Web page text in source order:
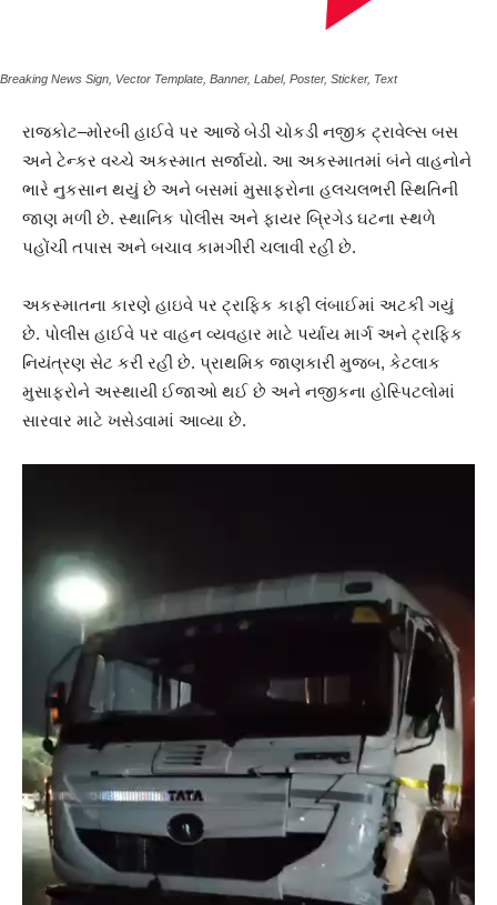
Breaking News Sign, Vector Template, Banner, Label, Poster, Sticker, Text
રાજકોટ–મોરબી હાઈવે પર આજે બેડી ચોકડી નજીક ટ્રાવેલ્સ બસ
અને ટેન્કર વચ્ચે અકસ્માત સર્જાયો. આ અકસ્માતમાં બંને વાહનોને
ભારે નુકસાન થયું છે અને બસમાં મુસાફરોના હલચલભરી સ્થિતિની
જાણ મળી છે. સ્થાનિક પોલીસ અને ફાયર બ્રિગેડ ઘટના સ્થળે
પહોંચી તપાસ અને બચાવ કામગીરી ચલાવી રહી છે.
અકસ્માતના કારણે હાઇવે પર ટ્રાફિક કાફી લંબાઈમાં અટકી ગયું
છે. પોલીસ હાઈવે પર વાહન વ્યવહાર માટે પર્યાય માર્ગ અને ટ્રાફિક
નિયંત્રણ સેટ કરી રહી છે. પ્રાથમિક જાણકારી મુજબ, કેટલાક
મુસાફરોને અસ્થાયી ઈજાઓ થઈ છે અને નજીકના હોસ્પિટલોમાં
સારવાર માટે ખસેડવામાં આવ્યા છે.